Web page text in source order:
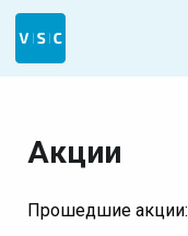
Акции
Прошедшие акции: